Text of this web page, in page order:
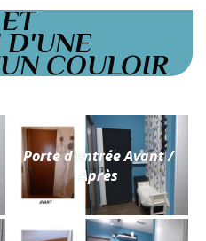
D'UNE
COULOIR
Porte d'entrée Avant /
Après